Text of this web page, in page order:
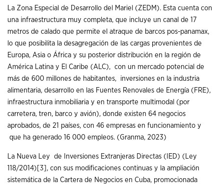
La Zona Especial de Desarrollo del Mariel (ZEDM). Esta cuenta con
una infraestructura muy completa, que incluye un canal de 17
metros de calado que permite el atraque de barcos pos-panamax,
lo que posibilita la desagregación de las cargas provenientes de
Europa, Asia o África y su posterior distribución en la región de
América Latina y El Caribe (ALC), con un mercado potencial de
más de 600 millones de habitantes, inversiones en la industria
alimentaria, desarrollo en las Fuentes Renovales de Energía (FRE),
infraestructura inmobiliaria y en transporte multimodal (por
carretera, tren, barco y avión), donde existen 64 negocios
aprobados, de 21 países, con 46 empresas en funcionamiento y
que ha generado 16 000 empleos. (Granma, 2023)
La Nueva Ley de Inversiones Extranjeras Directas (IED) (Ley
118/2014) [3] , con sus modificaciones continuas y la ampliación
sistemática de la Cartera de Negocios en Cuba, promocionada